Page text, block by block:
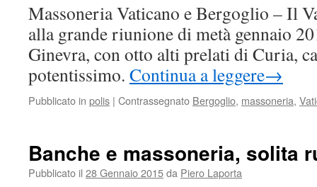
Massoneria Vaticano e Bergoglio – Il
alla grande riunione di metà gennaio
Ginevra, con otto alti prelati di Curia,
potentissimo. Continua a leggere→
Pubblicato in polis | Contrassegnato Bergoglio, massoneria,
Banche e massoneria, solita
Pubblicato il 28 Gennaio 2015da Piero Laporta